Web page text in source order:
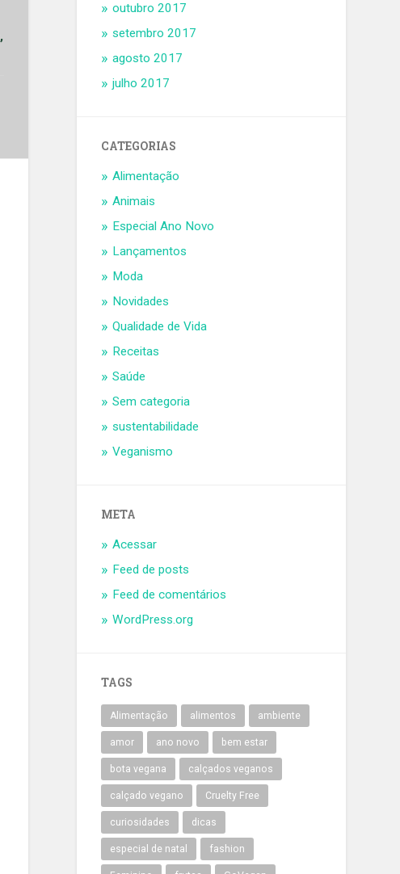
,
outubro 2017
setembro 2017
agosto 2017
julho 2017
CATEGORIAS
Alimentação
Animais
Especial Ano Novo
Lançamentos
Moda
Novidades
Qualidade de Vida
Receitas
Saúde
Sem categoria
sustentabilidade
Veganismo
META
Acessar
Feed de posts
Feed de comentários
WordPress.org
TAGS
Alimentação alimentos ambiente
amor ano novo bem estar
bota vegana calçados veganos
calçado vegano Cruelty Free
curiosidades dicas
especial de natal fashion